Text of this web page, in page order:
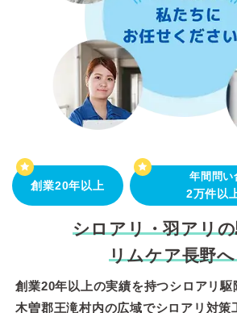
創業20年以上
年間問い
2万件以
シロアリ・羽アリ
リムケア長野
創業20年以上の実績を持つシロアリ駆
木曽郡王滝村内の広域でシロアリ対策